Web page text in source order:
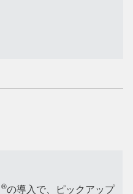
®の導入で、ピックアップ